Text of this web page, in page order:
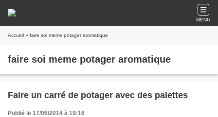
MENU
Accueil » faire soi meme potager aromatique
faire soi meme potager aromatique
Faire un carré de potager avec des palettes
Publié le 17/06/2014 à 19:16